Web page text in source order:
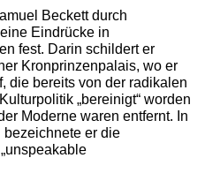
Beckett durch
Eindrücke in
fest. Darin schildert er
Kronprinzenpalais, wo er
die bereits von der radikalen
„bereinigt“ worden
Moderne waren entfernt. In
er die